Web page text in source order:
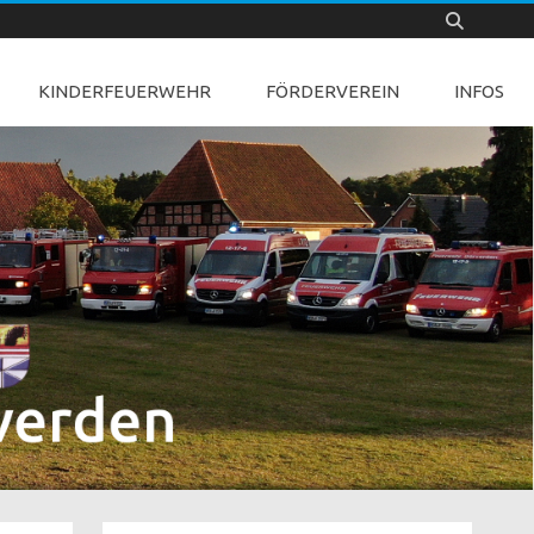
KINDERFEUERWEHR FÖRDERVEREIN INFOS